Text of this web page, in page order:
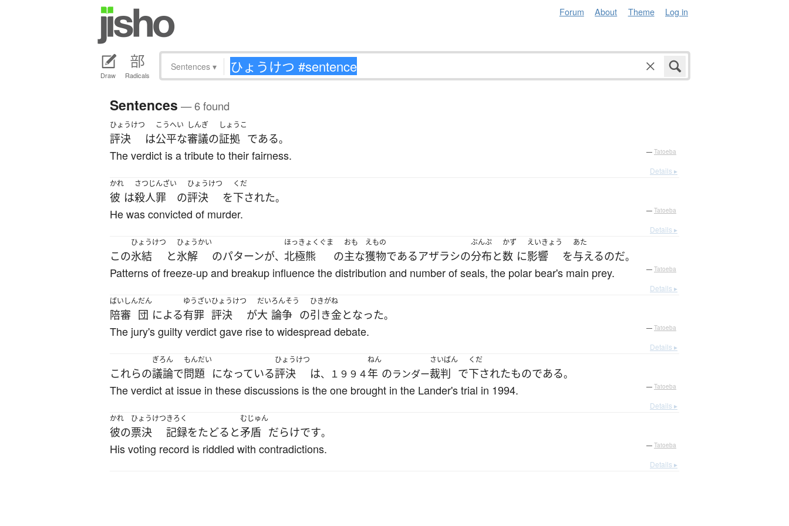
Forum About Theme Log in
Draw Radicals
Sentences ▾
Sentences — 6 found
ひょうけつ
評決 は
こうへい
公平な
しんぎ
審議の
しょうこ
証拠 である。
The verdict is a tribute to their fairness. — Tatoeba
Details ▸
かれ
彼 は
さつじんざい
殺人罪 の
ひょうけつ
評決 を
くだ
下された。
He was convicted of murder. — Tatoeba
Details ▸
この
ひょうけつ
氷結 と
ひょうかい
氷解 のパターンが、
ほっきょくぐま
北極熊 の
おも
主な
えもの
獲物であるアザラシの
ぶんぷ
分布と
かず
数 に
えいきょう
影響 を
あた
与えるのだ。
Patterns of freeze-up and breakup influence the distribution and number of seals, the polar bear's main prey. — Tatoeba
Details ▸
ばいしん
陪審
だん
団 による
ゆうざい
有罪
ひょうけつ
評決 が
だい
大
ろんそう
論争 の
ひきがね
引き金となった。
The jury's guilty verdict gave rise to widespread debate. — Tatoeba
Details ▸
これらの
ぎろん
議論で
もんだい
問題 になっている
ひょうけつ
評決 は、１９９４
ねん
年 のランダー
さいばん
裁判 で
くだ
下されたものである。
The verdict at issue in these discussions is the one brought in the Lander's trial in 1994. — Tatoeba
Details ▸
かれ
彼の
ひょうけつ
票決
きろく
記録をたどる と
むじゅん
矛盾 だらけです。
His voting record is riddled with contradictions. — Tatoeba
Details ▸